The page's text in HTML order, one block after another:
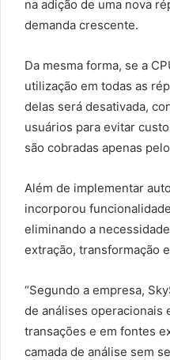
na adição de uma nova
demanda crescente.
Da mesma forma, se a
utilização em todas as
delas será desativada,
usuários para evitar
são cobradas apenas
Além de implementar
incorporou
eliminando a
extração, transformação
“Segundo a empresa,
de análises operacionais
transações e em fontes
camada de análise sem